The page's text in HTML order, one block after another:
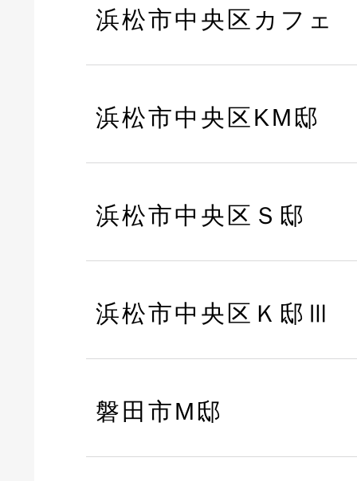
浜松市中央区カフェ
浜松市中央区KM邸
浜松市中央区Ｓ邸
浜松市中央区Ｋ邸Ⅲ
磐田市M邸